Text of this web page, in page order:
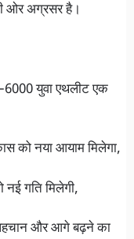
ओर अग्रसर है।
युवा एथलीट एक
को नया आयाम मिलेगा,
गति मिलेगी,
और आगे बढ़ने का